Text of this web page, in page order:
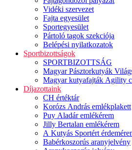
Vidéki szervezet
Fajta egyesület
Sportegyesület
Pártoló tagok szekciója
Belépési nyilatkozatok
Sportbizottságok
SPORTBIZOTTSÁG
Magyar Pásztorkutyák
Magyar kutyafajták Agility
Díjazottaink
CH értéktár
Korózs András emlékplakett
Puy Aladár emlékérem
Jilly Bertalan emlékérem
A Kutyás Sportért
Babérkoszorús aranyjelvény